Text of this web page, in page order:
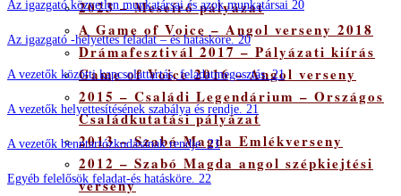
2023 – Meseíró pályázat
A Game of Voice – Angol verseny 2018
Drámafesztivál 2017 – Pályázati kiírás
Game of Voice 2016 – Angol verseny
2015 – Családi Legendárium – Országos
Családkutatási pályázat
2013 – Szabó Magda Emlékverseny
2012 – Szabó Magda angol szépkiejtési
verseny
Az igazgató közvetlen munkatársai és azok munkatársai 20
Az igazgató -helyettes feladat – és hatásköre. 20
A vezetők közötti kapcsolattartás, feladatmegosztás. 21
A vezetők helyettesítésének szabálya és rendje. 21
A vezetők benntartózkodásának rendje. 21
Egyéb felelősök feladat-és hatásköre. 22